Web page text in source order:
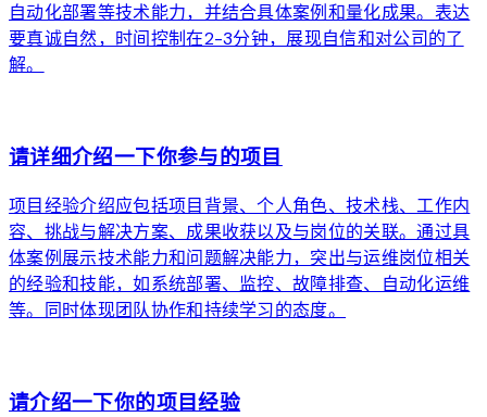
自动化部署等技术能力，并结合具体案例和量化成果。表达
要真诚自然，时间控制在2-3分钟，展现自信和对公司的了
解。
请详细介绍一下你参与的项目
项目经验介绍应包括项目背景、个人角色、技术栈、工作内
容、挑战与解决方案、成果收获以及与岗位的关联。通过具
体案例展示技术能力和问题解决能力，突出与运维岗位相关
的经验和技能，如系统部署、监控、故障排查、自动化运维
等。同时体现团队协作和持续学习的态度。
请介绍一下你的项目经验